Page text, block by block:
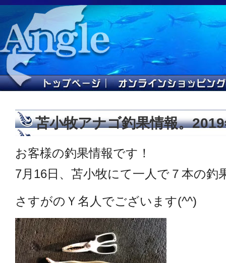
苫小牧アナゴ釣果情報。
お客様の釣果情報です！
7月16日、苫小牧にて一人で７本の釣
さすがのＹ名人でございます(^^)